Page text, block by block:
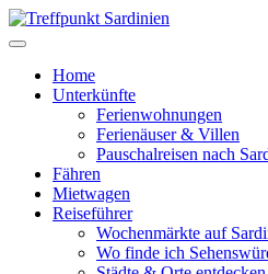
Home
Unterkünfte
Ferienwohnungen
Ferienäuser & Villen
Pauschalreisen nach
Fähren
Mietwagen
Reiseführer
Wochenmärkte auf
Wo finde ich